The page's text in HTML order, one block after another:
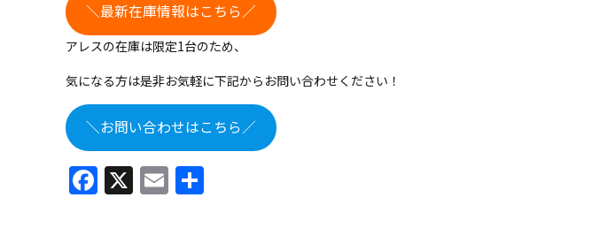
＼最新在庫情報はこちら／
アレスの在庫は限定1台のため、
気になる方は是非お気軽に下記からお問い合わせください！
＼お問い合わせはこちら／
Facebook
X Email